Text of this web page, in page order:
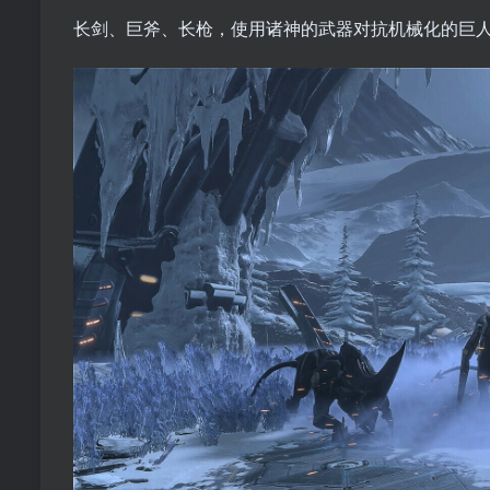
长剑、巨斧、长枪，使用诸神的武器对抗机械化的巨